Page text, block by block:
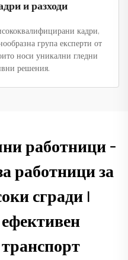
и разходи
кадри,
група експерти от
носи уникални гледни
решения.
работници –
работници за
сгради |